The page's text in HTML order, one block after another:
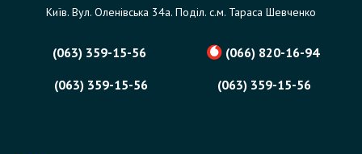
Київ. Вул. Оленівська 34а. Поділ. с.м. Тараса Шевченко
(063) 359-15-56
(066) 820-16-94
(063) 359-15-56
(063) 359-15-56